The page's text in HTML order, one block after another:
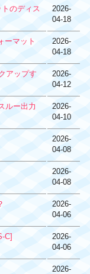
のディス
2026-
04-18
ーマット
2026-
04-18
アップす
2026-
04-12
ルー出力
2026-
04-10
2026-
04-08
2026-
04-08
2026-
04-06
C]
2026-
04-06
2026-